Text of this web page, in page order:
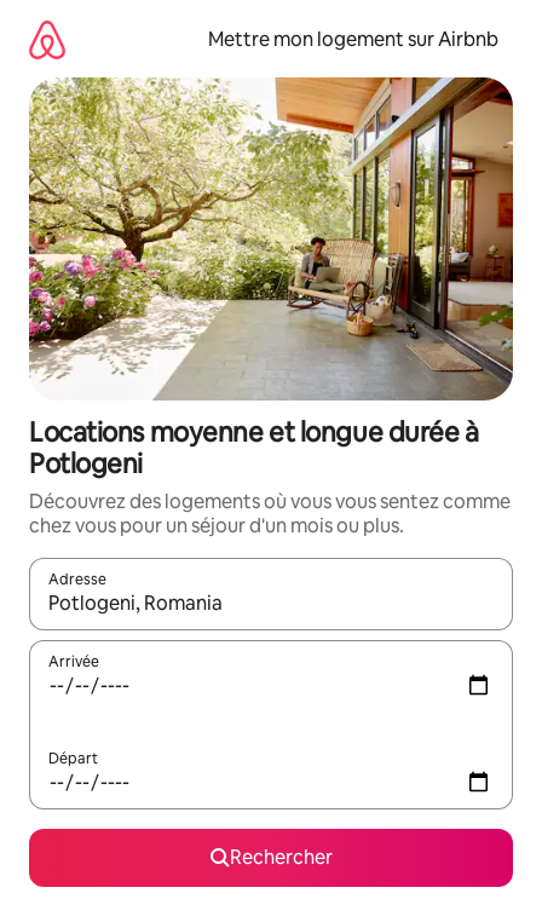
directement
contenu
Mettre mon logement sur Airbnb
Locations moyenne et longue durée à
Potlogeni
Découvrez des logements où vous vous sentez comme
chez vous pour un séjour d'un mois ou plus.
Adresse
Lorsque les résultats s'affichent, utilisez les flèches vers le
Arrivée
Départ
Rechercher